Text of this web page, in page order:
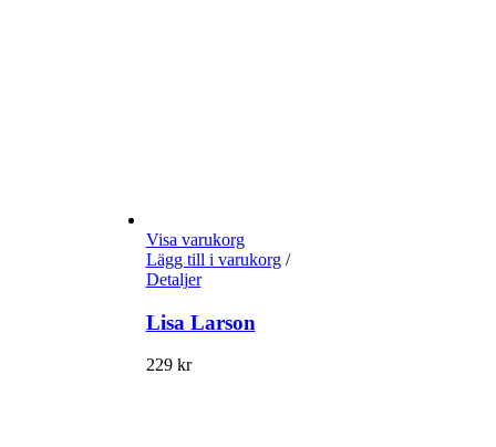
Visa varukorg
Lägg till i varukorg/
Detaljer
Lisa Larson
229 kr